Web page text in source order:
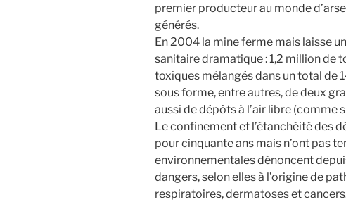
premier producteur au monde
générés.
En 2004 la mine ferme mais laisse
sanitaire dramatique : 1,2 million de
toxiques mélangés dans un total de
sous forme, entre autres, de deux
aussi de dépôts à l’air libre (comme
Le confinement et l’étanchéité des
pour cinquante ans mais n’ont pas
environnementales dénoncent
dangers, selon elles à l’origine de
respiratoires, dermatoses et